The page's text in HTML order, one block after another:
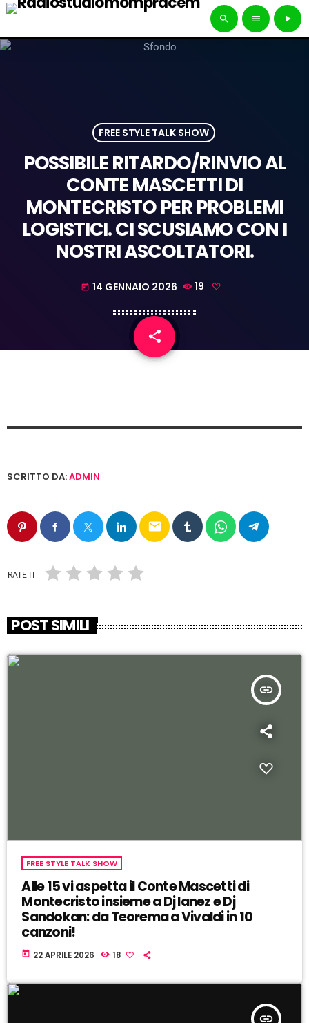
search menu play_arrow
FREE STYLE TALK SHOW
POSSIBILE RITARDO/RINVIO AL
CONTE MASCETTI DI
MONTECRISTO PER PROBLEMI
LOGISTICI. CI SCUSIAMO CON I
NOSTRI ASCOLTATORI.
today 14 GENNAIO 2026 19
share
email
SCRITTO DA:ADMIN
email
RATE IT
POST SIMILI
insert_link
FREE STYLE TALK SHOW
Alle 15 vi aspetta il Conte Mascetti di
Montecristo insieme a Dj Ianez e Dj
Sandokan: da Teorema a Vivaldi in 10
canzoni!
today 22 APRILE 2026 18
insert_link